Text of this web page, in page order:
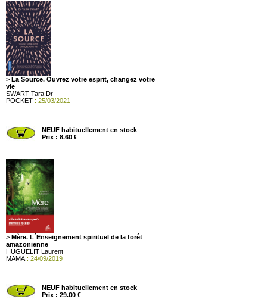
> La Source. Ouvrez votre esprit, changez votre
vie
SWART Tara Dr
POCKET : 25/03/2021
NEUF habituellement en stock
Prix : 8.60 €
> Mère. L´Enseignement spirituel de la forêt
amazonienne
HUGUELIT Laurent
MAMA : 24/09/2019
NEUF habituellement en stock
Prix : 29.00 €